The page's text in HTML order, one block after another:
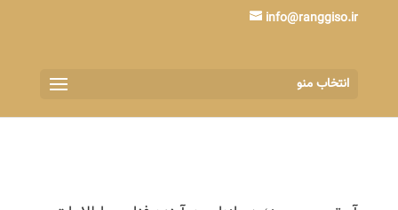
info@ranggiso.ir
انتخاب منو